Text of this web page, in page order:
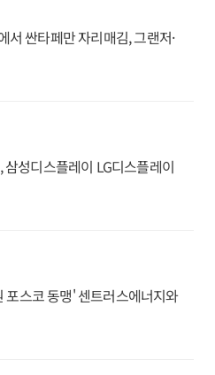
싼타페만 자리매김, 그랜저·
성디스플레이 LG디스플레이
포스코 동맹' 센트러스에너지와